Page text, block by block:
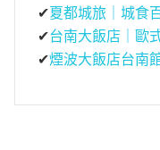
✔夏都城旅｜城食
✔台南大飯店｜歐
✔煙波大飯店台南